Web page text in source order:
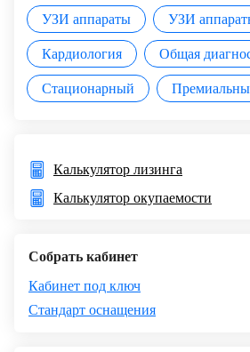
УЗИ аппараты УЗИ
Кардиология Общая
Стационарный
Калькулятор лизинга
Калькулятор окупаемости
Собрать кабинет
Кабинет под ключ
Стандарт оснащения